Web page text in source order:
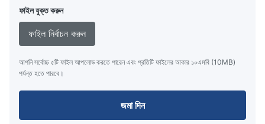
ফাইল যুক্ত করুন
ফাইল নির্বাচন করুন
আপনি সর্বোচ্চ ৫টি ফাইল আপলোড করতে পারেন এবং প্রতিটি ফাইলের আকার ১০এমবি (10MB)
পর্যন্ত হতে পারবে।
জমা দিন